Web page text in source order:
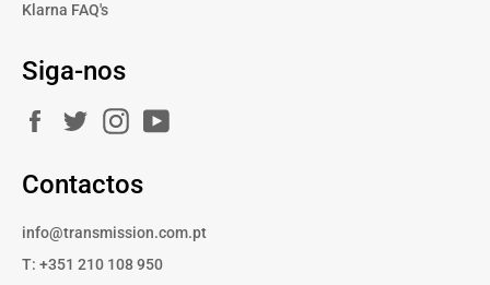
Klarna FAQ's
Siga-nos
FacebookTwitterInstagram
Contactos
info@transmission.com.pt
T: +351 210 108 950